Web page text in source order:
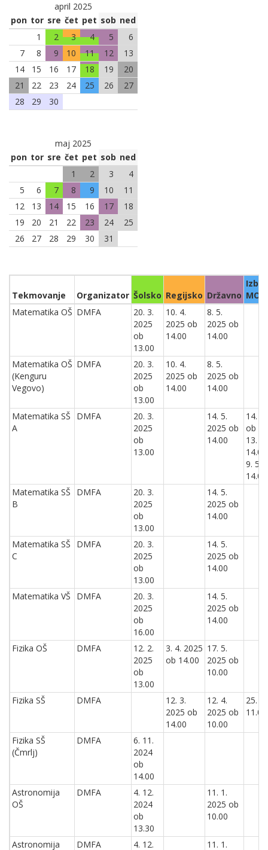
april 2025
pon tor sre čet pet sob ned
1
2 3 4 5
6
7
8 9 10 11 12
13
14
15 16 17 18 19
20
21
22 23 24 25 26
27
28
29 30
maj 2025
pon tor sre čet pet sob ned
1
2 3
4
5
6 7 8 9 10
11
12
13 14 15 16 17
18
19
20 21 22 23 24
25
26
27 28 29 30 31
Tekmovanje Organizator Šolsko Regijsko Državno MO
Matematika OŠ DMFA
20. 3.
2025
ob
13.00
10. 4.
2025 ob
14.00
8. 5.
2025 ob
14.00
Matematika OŠ
(Kenguru
Vegovo)
DMFA
20. 3.
2025
ob
13.00
10. 4.
2025 ob
14.00
8. 5.
2025 ob
14.00
Matematika SŠ
A
DMFA
20. 3.
2025
ob
13.00
14. 5.
2025 ob
14.00
14.
ob
13.
14.00
9. 5.
14.00
Matematika SŠ
B
DMFA
20. 3.
2025
ob
13.00
14. 5.
2025 ob
14.00
Matematika SŠ
C
DMFA
20. 3.
2025
ob
13.00
14. 5.
2025 ob
14.00
Matematika VŠ DMFA
20. 3.
2025
ob
16.00
14. 5.
2025 ob
14.00
Fizika OŠ DMFA
12. 2.
2025
ob
13.00
3. 4. 2025
ob 14.00
17. 5.
2025 ob
10.00
Fizika SŠ DMFA
12. 3.
2025 ob
14.00
12. 4.
2025 ob
10.00
25.
11.00
Fizika SŠ
(Čmrlj)
DMFA
6. 11.
2024
ob
14.00
Astronomija
OŠ
DMFA
4. 12.
2024
ob
13.30
11. 1.
2025 ob
10.00
Astronomija DMFA 4. 12. 11. 1.